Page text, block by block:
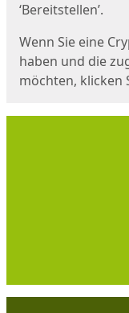
‘Bereitstellen’.
Wenn Sie eine
haben und die
möchten, klicken